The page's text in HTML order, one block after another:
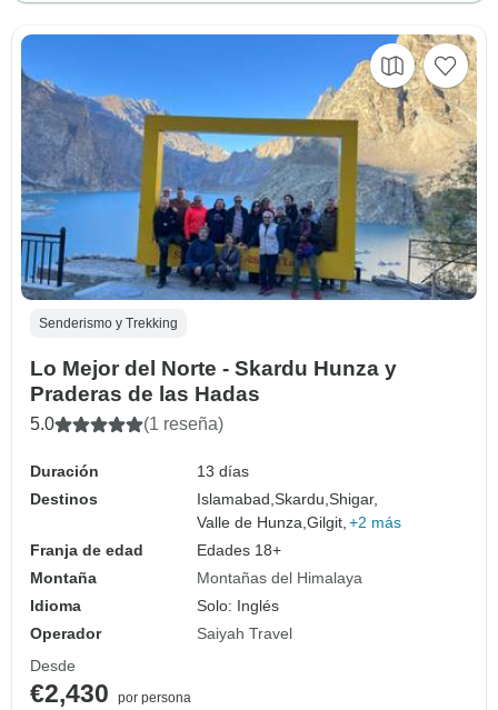
Senderismo y Trekking
Lo Mejor del Norte - Skardu Hunza y
Praderas de las Hadas
5.0 (1 reseña)
Duración
13 días
Destinos
Islamabad,Skardu,Shigar,
Valle de Hunza,Gilgit, +2 más
Franja de edad
Edades 18+
Montaña
Montañas del Himalaya
Idioma
Solo: Inglés
Operador
Saiyah Travel
Desde
€2,430
por persona